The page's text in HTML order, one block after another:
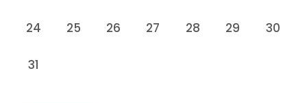
24 25 26 27 28 29 30
31